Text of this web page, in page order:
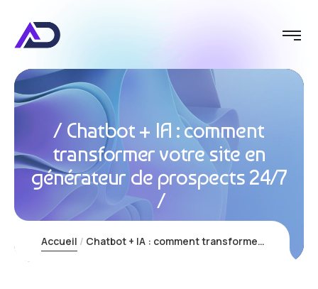
Chatbot + IA : comment
transformer votre site en
générateur de prospects 24/7
Accueil Chatbot + IA : comment transformer votre site en générateur de prospects 24/7